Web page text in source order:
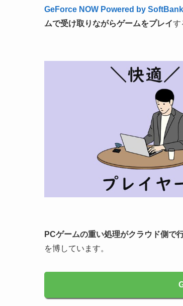
GeForce NOW Powered by SoftBank
ムで受け取りながらゲームをプレイす
PCゲームの重い処理がクラウド側で
を博しています。